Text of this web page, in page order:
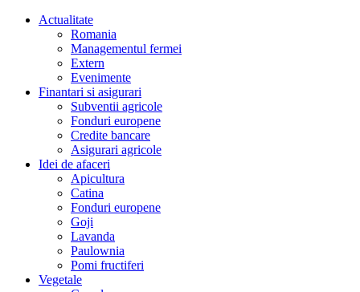
Actualitate
Romania
Managementul fermei
Extern
Evenimente
Finantari si asigurari
Subventii agricole
Fonduri europene
Credite bancare
Asigurari agricole
Idei de afaceri
Apicultura
Catina
Fonduri europene
Goji
Lavanda
Paulownia
Pomi fructiferi
Vegetale